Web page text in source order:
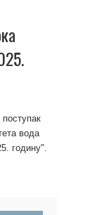
вода
годину".